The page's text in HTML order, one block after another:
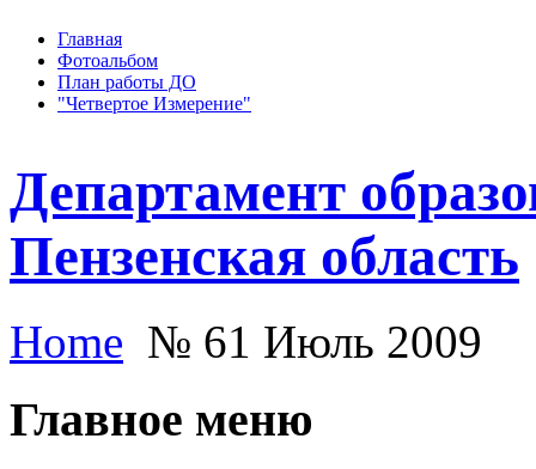
Главная
Фотоальбом
План работы ДО
"Четвертое Измерение"
Департамент
Пензенская область
Home № 61 Июль 2009
Главное меню